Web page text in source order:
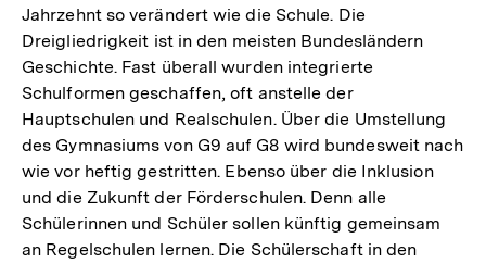
Jahrzehnt so verändert wie die Schule. Die
Dreigliedrigkeit ist in den meisten Bundesländern
Geschichte. Fast überall wurden integrierte
Schulformen geschaffen, oft anstelle der
Hauptschulen und Realschulen. Über die Umstellung
des Gymnasiums von G9 auf G8 wird bundesweit nach
wie vor heftig gestritten. Ebenso über die Inklusion
und die Zukunft der Förderschulen. Denn alle
Schülerinnen und Schüler sollen künftig gemeinsam
an Regelschulen lernen. Die Schülerschaft in den